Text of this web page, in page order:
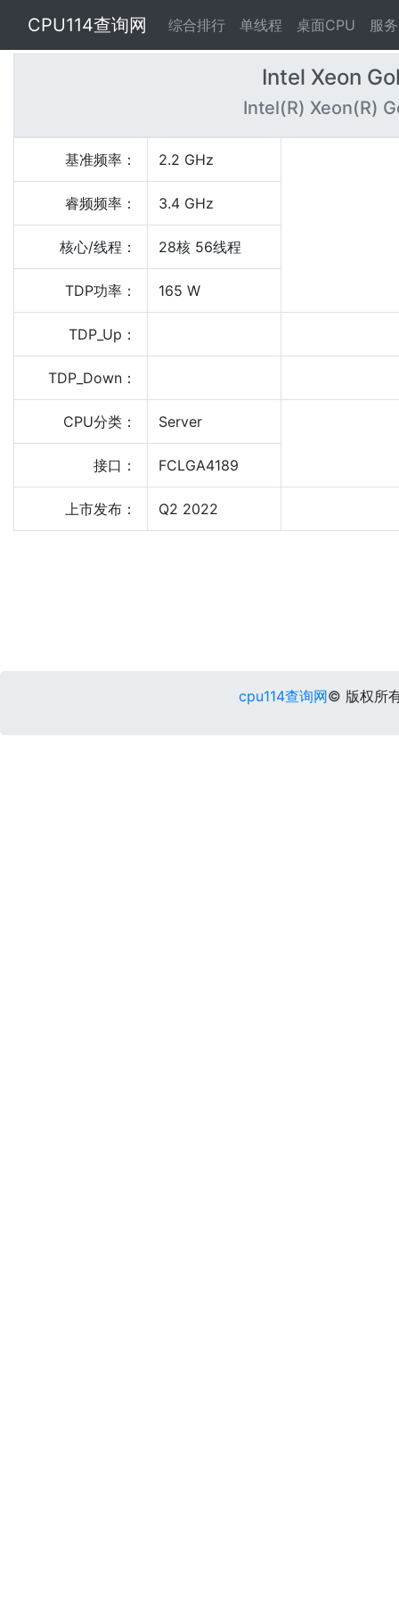
CPU114查询网 综合排行 单线程 桌面CPU 服
Intel Xeon
Intel(R) Xeon(R)
基准频率： 2.2 GHz
睿频频率： 3.4 GHz
核心/线程： 28核 56线程
TDP功率： 165 W
TDP_Up：
TDP_Down：
CPU分类： Server
接口： FCLGA4189
上市发布： Q2 2022
cpu114查询网© 版权所